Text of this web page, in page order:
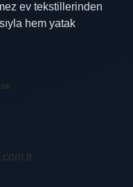
ev tekstillerinden
hem yatak